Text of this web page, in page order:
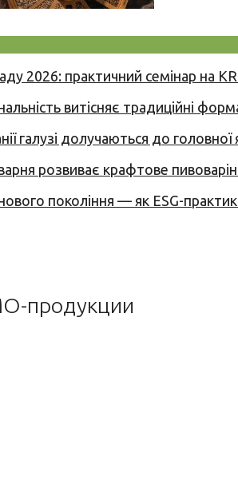
2026: практичний семінар на
витісняє традиційні
галузі долучаються до головної
розвиває крафтове
покоління — як ESG-
продукции